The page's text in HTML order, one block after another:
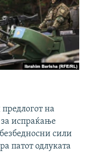
на
испраќање
сили
патот одлуката